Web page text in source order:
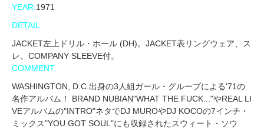
YEAR:1971
DETAIL
JACKET左上ドリル・ホール (DH)。JACKET表リングウェア、ス
レ。COMPANY SLEEVE付。
COMMENT
WASHINGTON, D.C.出身の3人組ガール・グループによる'71の
名作アルバム！ BRAND NUBIAN"WHAT THE FUCK..."やREAL LI
VEアルバムの"INTRO"ネタでDJ MUROやDJ KOCOの7インチ・
ミックス"YOU GOT SOUL"にも収録されたスウィート・ソウ